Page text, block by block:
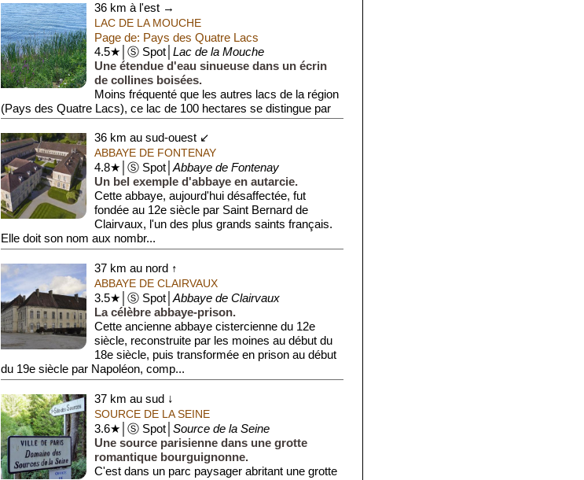
36 km à l'est →
LAC DE LA MOUCHE
Page de: Pays des Quatre Lacs
4.5★│Ⓢ Spot│ Lac de la Mouche
Une étendue d'eau sinueuse dans un écrin
de collines boisées.
Moins fréquenté que les autres lacs de la région
(Pays des Quatre Lacs), ce lac de 100 hectares se distingue par
son environnement sa...
36 km au sud-ouest ↙
ABBAYE DE FONTENAY
4.8★│Ⓢ Spot│Abbaye de Fontenay
Un bel exemple d'abbaye en autarcie.
Cette abbaye, aujourd'hui désaffectée, fut
fondée au 12e siècle par Saint Bernard de
Clairvaux, l'un des plus grands saints français.
Elle doit son nom aux nombr...
37 km au nord ↑
ABBAYE DE CLAIRVAUX
3.5★│Ⓢ Spot│ Abbaye de Clairvaux
La célèbre abbaye-prison.
Cette ancienne abbaye cistercienne du 12e
siècle, reconstruite par les moines au début du
18e siècle, puis transformée en prison au début
du 19e siècle par Napoléon, comp...
37 km au sud ↓
SOURCE DE LA SEINE
3.6★│Ⓢ Spot│ Source de la Seine
Une source parisienne dans une grotte
romantique bourguignonne.
C'est dans un parc paysager abritant une grotte